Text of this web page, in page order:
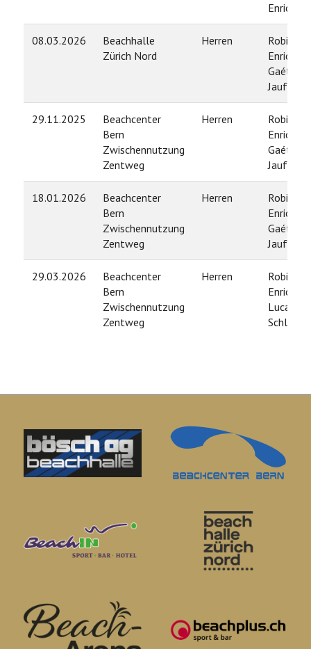
Enrico
08.03.2026
Beachhalle
Zürich Nord
Herren
Robin
Enrico /
Gaétan
Jauffret
29.11.2025
Beachcenter
Bern
Zwischennutzung
Zentweg
Herren
Robin
Enrico /
Gaétan
Jauffret
18.01.2026
Beachcenter
Bern
Zwischennutzung
Zentweg
Herren
Robin
Enrico /
Gaétan
Jauffret
29.03.2026
Beachcenter
Bern
Zwischennutzung
Zentweg
Herren
Robin
Enrico /
Lucas